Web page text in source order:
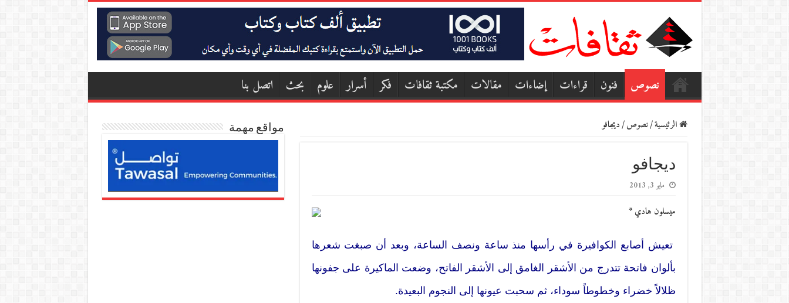
نصوص فنون قراءات إضاءات مقالات مكتبة ثقافات فكر أسرار علوم بحث اتصل بنا
الرئيسية/نصوص/ديجافو
ديجافو
مايو 3, 2013
ميسلون هادي *
تعيش أصابع الكوافيرة في رأسها منذ ساعة ونصف الساعة، وبعد أن صبغت شعرها
بألوان فاتحة تتدرج من الأشقر الغامق إلى الأشقر الفاتح، وضعت الماكيرة على جفونها
ظلالاً خضراء وخطوطاً سوداء، ثم سحبت عيونها إلى النجوم البعيدة.
مواقع مهمة